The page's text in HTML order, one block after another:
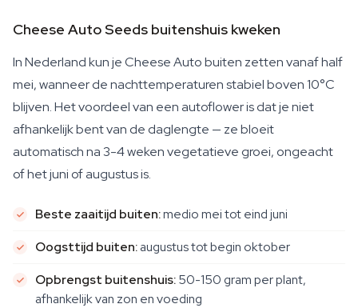
Cheese Auto Seeds buitenshuis kweken
In Nederland kun je Cheese Auto buiten zetten vanaf half
mei, wanneer de nachttemperaturen stabiel boven 10°C
blijven. Het voordeel van een autoflower is dat je niet
afhankelijk bent van de daglengte — ze bloeit
automatisch na 3-4 weken vegetatieve groei, ongeacht
of het juni of augustus is.
Beste zaaitijd buiten:medio mei tot eind juni
Oogsttijd buiten:augustus tot begin oktober
Opbrengst buitenshuis:50-150 gram per plant,
afhankelijk van zon en voeding